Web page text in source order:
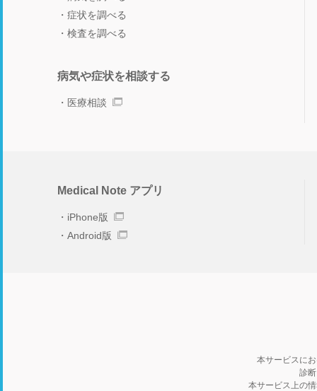
症状を調べる
検査を調べる
病気や症状を相談する
医療相談
Medical Note アプリ
iPhone版
Android版
本サービスに
診
本サービス上の